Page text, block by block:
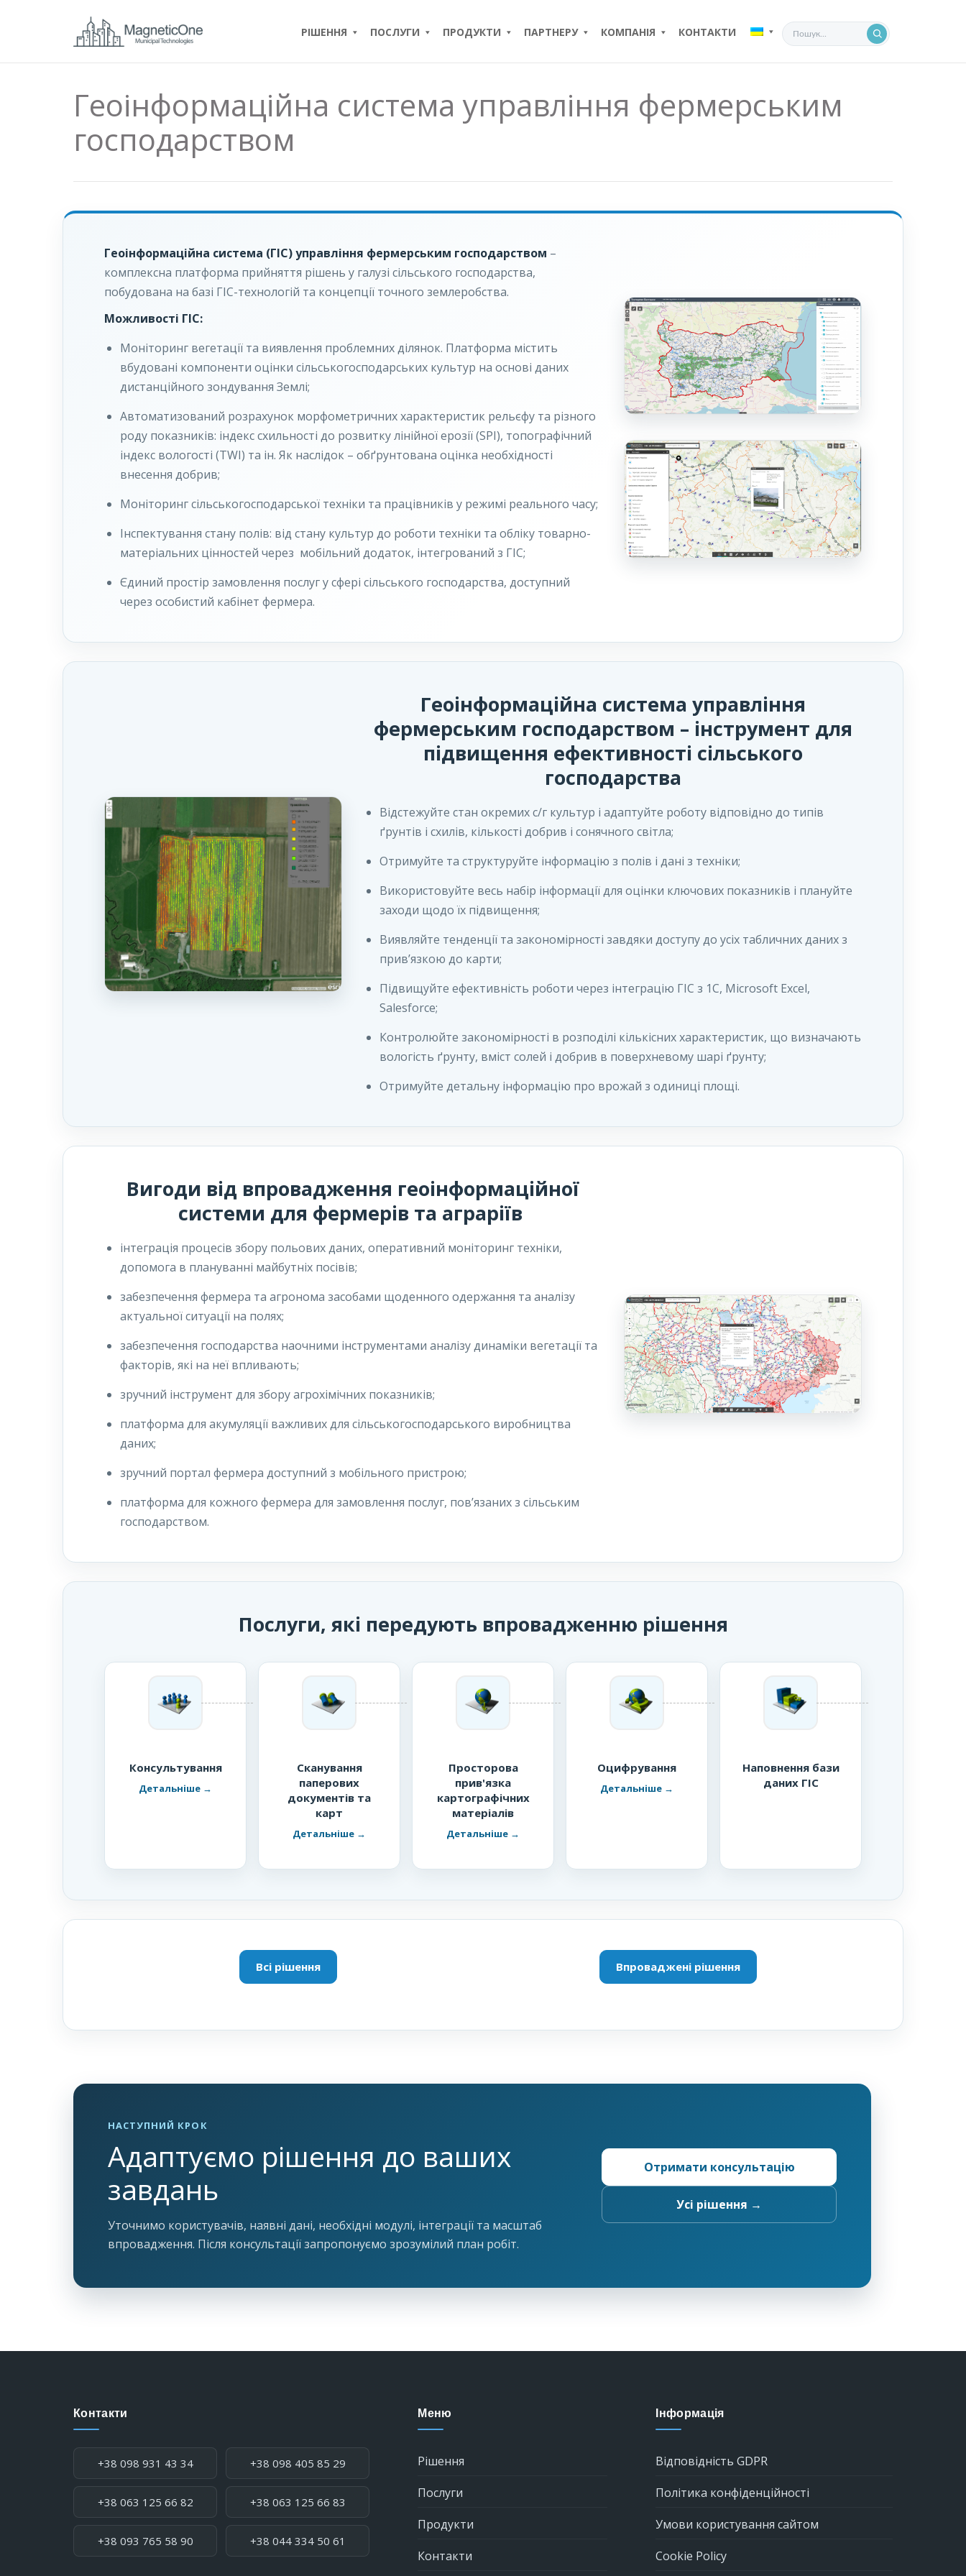
РІШЕННЯ ПОСЛУГИ ПРОДУКТИ ПАРТНЕРУ КОМПАНІЯ КОНТАКТИ
Геоінформаційна система управління фермерським
господарством
Геоінформаційна система (ГІС) управління фермерським господарством –
комплексна платформа прийняття рішень у галузі сільського господарства,
побудована на базі ГІС-технологій та концепції точного землеробства.
Можливості ГІС:
Моніторинг вегетації та виявлення проблемних ділянок. Платформа містить
вбудовані компоненти оцінки сільськогосподарських культур на основі даних
дистанційного зондування Землі;
Автоматизований розрахунок морфометричних характеристик рельєфу та різного
роду показників: індекс схильності до розвитку лінійної ерозії (SPI), топографічний
індекс вологості (TWI) та ін. Як наслідок – обґрунтована оцінка необхідності
внесення добрив;
Моніторинг сільськогосподарської техніки та працівників у режимі реального часу;
Інспектування стану полів: від стану культур до роботи техніки та обліку товарно-
матеріальних цінностей через мобільний додаток, інтегрований з ГІС;
Єдиний простір замовлення послуг у сфері сільського господарства, доступний
через особистий кабінет фермера.
Геоінформаційна система управління
фермерським господарством – інструмент для
підвищення ефективності сільського
господарства
Відстежуйте стан окремих с/г культур і адаптуйте роботу відповідно до типів
ґрунтів і схилів, кількості добрив і сонячного світла;
Отримуйте та структуруйте інформацію з полів і дані з техніки;
Використовуйте весь набір інформації для оцінки ключових показників і плануйте
заходи щодо їх підвищення;
Виявляйте тенденції та закономірності завдяки доступу до усіх табличних даних з
прив’язкою до карти;
Підвищуйте ефективність роботи через інтеграцію ГІС з 1С, Microsoft Excel,
Salesforce;
Контролюйте закономірності в розподілі кількісних характеристик, що визначають
вологість ґрунту, вміст солей і добрив в поверхневому шарі ґрунту;
Отримуйте детальну інформацію про врожай з одиниці площі.
Вигоди від впровадження геоінформаційної
системи для фермерів та аграріїв
інтеграція процесів збору польових даних, оперативний моніторинг техніки,
допомога в плануванні майбутніх посівів;
забезпечення фермера та агронома засобами щоденного одержання та аналізу
актуальної ситуації на полях;
забезпечення господарства наочними інструментами аналізу динаміки вегетації та
факторів, які на неї впливають;
зручний інструмент для збору агрохімічних показників;
платформа для акумуляції важливих для сільськогосподарського виробництва
даних;
зручний портал фермера доступний з мобільного пристрою;
платформа для кожного фермера для замовлення послуг, пов’язаних з сільським
господарством.
Послуги, які передують впровадженню рішення
Консультування
Сканування
паперових
документів та
карт
Просторова
прив'язка
картографічних
матеріалів
Оцифрування
Наповнення бази
даних ГІС
Всі рішення Впроваджені рішення
НАСТУПНИЙ КРОК
Адаптуємо рішення до ваших
завдань
Уточнимо користувачів, наявні дані, необхідні модулі, інтеграції та масштаб
впровадження. Після консультації запропонуємо зрозумілий план робіт.
Отримати консультацію
Усі рішення →
Контакти
+38 098 931 43 34 +38 098 405 85 29
+38 063 125 66 82 +38 063 125 66 83
+38 093 765 58 90 +38 044 334 50 61
Меню
Рішення
Послуги
Продукти
Контакти
Інформація
Відповідність GDPR
Політика конфіденційності
Умови користування сайтом
Cookie Policy